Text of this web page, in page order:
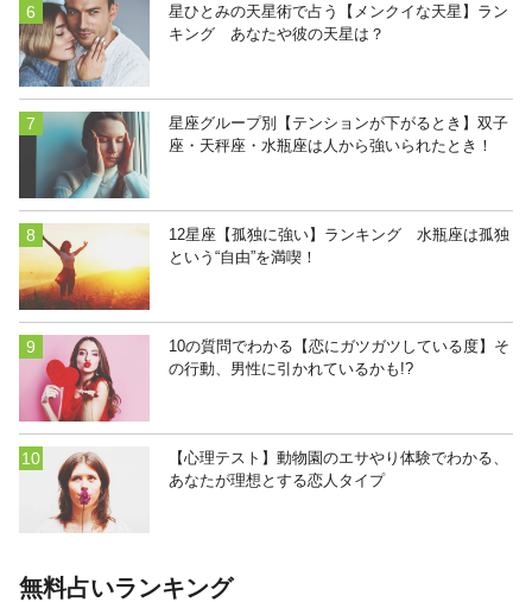
星ひとみの天星術で占う【メンクイな天星】ラン
キング あなたや彼の天星は？
星座グループ別【テンションが下がるとき】双子
座・天秤座・水瓶座は人から強いられたとき！
12星座【孤独に強い】ランキング 水瓶座は孤独
という“自由”を満喫！
10の質問でわかる【恋にガツガツしている度】そ
の行動、男性に引かれているかも!?
【心理テスト】動物園のエサやり体験でわかる、
あなたが理想とする恋人タイプ
無料占いランキング